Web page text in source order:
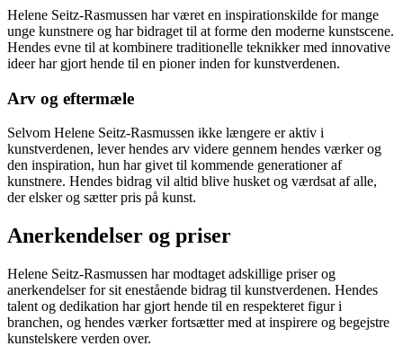
Helene Seitz-Rasmussen har været en inspirationskilde for mange
unge kunstnere og har bidraget til at forme den moderne kunstscene.
Hendes evne til at kombinere traditionelle teknikker med innovative
ideer har gjort hende til en pioner inden for kunstverdenen.
Arv og eftermæle
Selvom Helene Seitz-Rasmussen ikke længere er aktiv i
kunstverdenen, lever hendes arv videre gennem hendes værker og
den inspiration, hun har givet til kommende generationer af
kunstnere. Hendes bidrag vil altid blive husket og værdsat af alle,
der elsker og sætter pris på kunst.
Anerkendelser og priser
Helene Seitz-Rasmussen har modtaget adskillige priser og
anerkendelser for sit enestående bidrag til kunstverdenen. Hendes
talent og dedikation har gjort hende til en respekteret figur i
branchen, og hendes værker fortsætter med at inspirere og begejstre
kunstelskere verden over.